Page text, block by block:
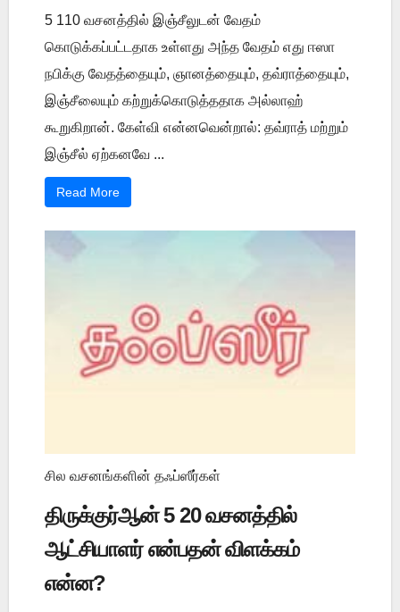
5 110 வசனத்தில் இஞ்சீலுடன் வேதம்
கொடுக்கப்பட்டதாக உள்ளது அந்த வேதம் எது ஈஸா
நபிக்கு வேதத்தையும், ஞானத்தையும், தவ்ராத்தையும்,
இஞ்சீலையும் கற்றுக்கொடுத்ததாக அல்லாஹ்
கூறுகிறான். கேள்வி என்னவென்றால்: தவ்ராத் மற்றும்
இஞ்சீல் ஏற்கனவே ...
Read More
சில வசனங்களின் தஃப்ஸீர்கள்
திருக்குர்ஆன் 5 20 வசனத்தில்
ஆட்சியாளர் என்பதன் விளக்கம்
என்ன?